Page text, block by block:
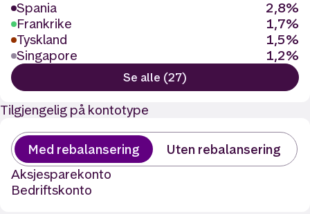
Spania
2,8%
Frankrike
1,7%
Tyskland
1,5%
Singapore
1,2%
Se alle (27)
Tilgjengelig på kontotype
Med rebalansering
Uten rebalansering
Aksjesparekonto
Bedriftskonto